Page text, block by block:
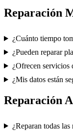
Reparación
¿Cuánto tiempo
¿Pueden reparar
¿Ofrecen
¿Mis datos están
Reparación
¿Reparan todas